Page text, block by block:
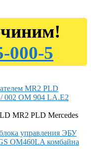
000-5
MR2 PLD Mercedes